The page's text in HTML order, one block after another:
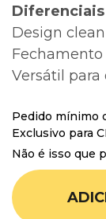
Diferenciais
Design
Fechamento
Versátil para
Pedido mínimo
Exclusivo para
Não é isso que